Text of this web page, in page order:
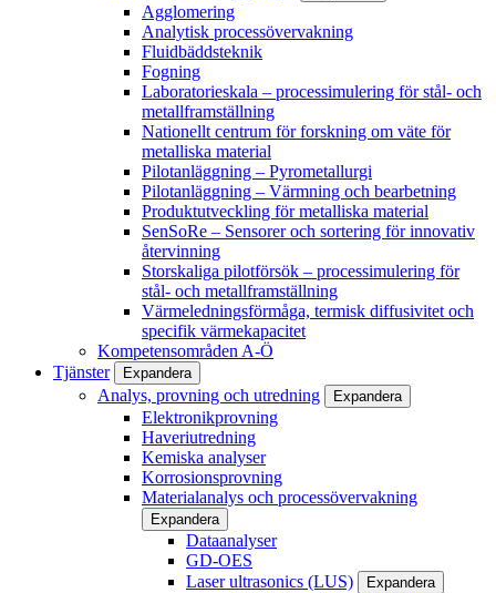
Agglomering
Analytisk processövervakning
Fluidbäddsteknik
Fogning
Laboratorieskala – processimulering för stål- och
metallframställning
Nationellt centrum för forskning om väte för
metalliska material
Pilotanläggning – Pyrometallurgi
Pilotanläggning – Värmning och bearbetning
Produktutveckling för metalliska material
SenSoRe – Sensorer och sortering för innovativ
återvinning
Storskaliga pilotförsök – processimulering för
stål- och metallframställning
Värmeledningsförmåga, termisk diffusivitet och
specifik värmekapacitet
Kompetensområden A-Ö
Tjänster
Expandera
Analys, provning och utredning Expandera
Elektronikprovning
Haveriutredning
Kemiska analyser
Korrosionsprovning
Materialanalys och processövervakning
Expandera
Dataanalyser
GD-OES
Laser ultrasonics (LUS)
Expandera